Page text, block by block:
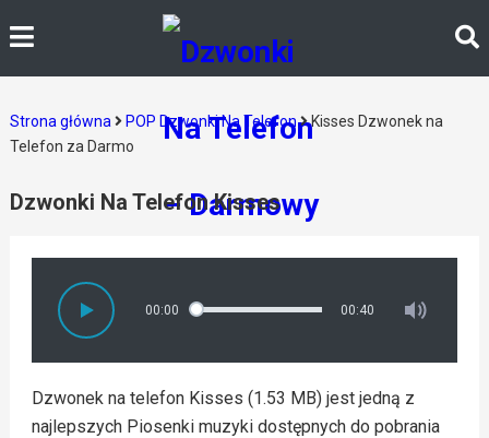
Strona główna POP Dzwonki Na Telefon
Kisses Dzwonek na
Telefon za Darmo
Dzwonki Na Telefon Kisses
00:00 00:40
Dzwonek na telefon Kisses (1.53 MB) jest jedną z
najlepszych Piosenki muzyki dostępnych do pobrania